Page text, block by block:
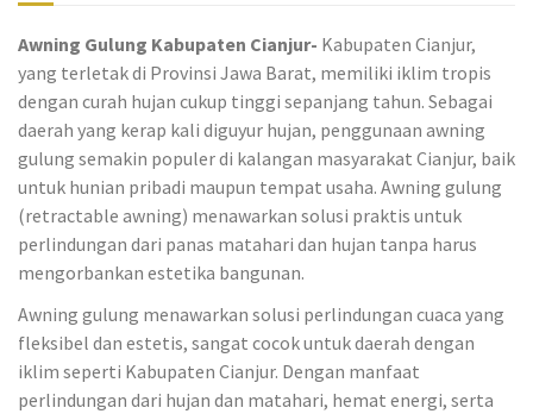
Awning Gulung Kabupaten Cianjur- Kabupaten Cianjur,
yang terletak di Provinsi Jawa Barat, memiliki iklim tropis
dengan curah hujan cukup tinggi sepanjang tahun. Sebagai
daerah yang kerap kali diguyur hujan, penggunaan awning
gulung semakin populer di kalangan masyarakat Cianjur, baik
untuk hunian pribadi maupun tempat usaha. Awning gulung
(retractable awning) menawarkan solusi praktis untuk
perlindungan dari panas matahari dan hujan tanpa harus
mengorbankan estetika bangunan.
Awning gulung menawarkan solusi perlindungan cuaca yang
fleksibel dan estetis, sangat cocok untuk daerah dengan
iklim seperti Kabupaten Cianjur. Dengan manfaat
perlindungan dari hujan dan matahari, hemat energi, serta